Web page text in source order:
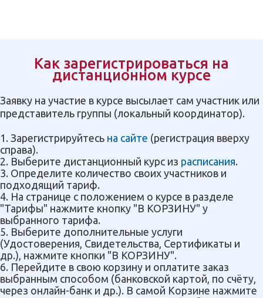
Как зарегистрироваться на
дистанционном курсе
Заявку на участие в курсе высылает сам участник или
представитель группы (локальный координатор).
1. Зарегистрируйтесь на сайте (регистрация вверху
справа).
2. Выберите дистанционный курс из расписания.
3. Определите количество своих участников и
подходящий тариф.
4. На странице с положением о курсе в разделе
"Тарифы" нажмите кнопку "В КОРЗИНУ" у
выбранного тарифа.
5. Выберите дополнительные услуги
(Удостоверения, Свидетельства, Сертификаты и
др.), нажмите кнопки "В КОРЗИНУ".
6. Перейдите в свою корзину и оплатите заказ
выбранным способом (банковской картой, по счёту,
через онлайн-банк и др.). В самой Корзине нажмите